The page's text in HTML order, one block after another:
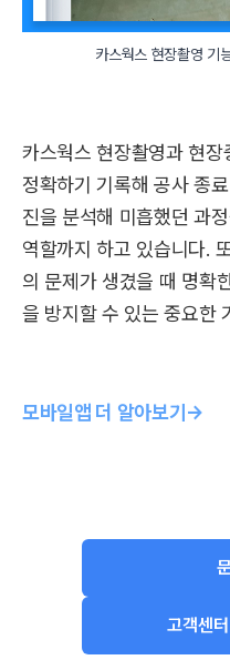
카스웍스 현장촬영 기
카스웍스 현장촬영과 현
정확하기 기록해 공사 종
진을 분석해 미흡했던 과
역할까지 하고 있습니다.
의 문제가 생겼을 때 명확
을 방지할 수 있는 중요한
모바일앱 더 알아보기→
고객센터